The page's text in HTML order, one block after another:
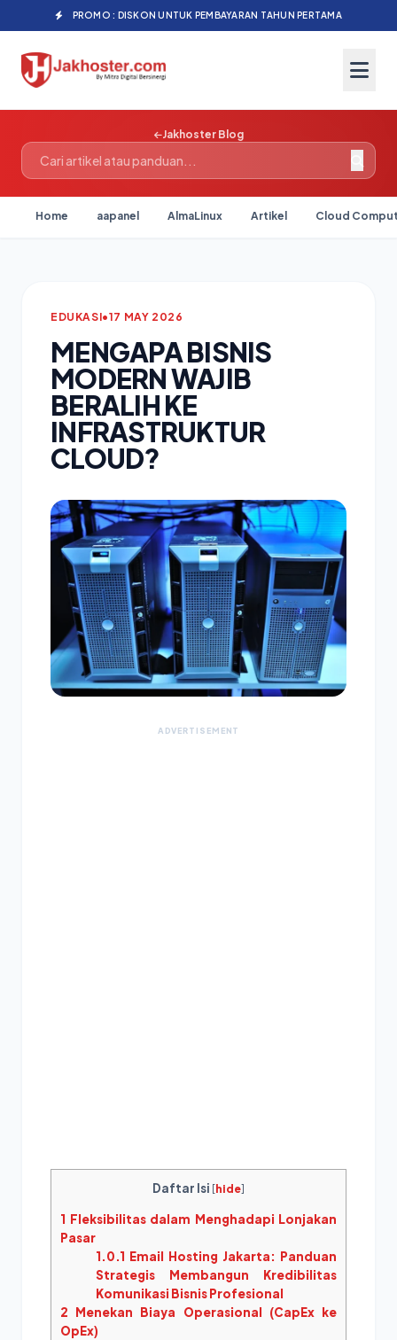
PROMO : DISKON UNTUK PEMBAYARAN TAHUN PERTAMA
Jakhoster Blog
Home aapanel AlmaLinux Artikel Cloud
EDUKASI•17 MAY 2026
MENGAPA BISNIS
MODERN WAJIB
BERALIH KE
INFRASTRUKTUR
CLOUD?
ADVERTISEMENT
Daftar Isi [hide]
1 Fleksibilitas dalam Menghadapi Lonjakan
Pasar
1.0.1 Email Hosting Jakarta: Panduan
Strategis Membangun Kredibilitas
Komunikasi Bisnis Profesional
2 Menekan Biaya Operasional (CapEx ke
OpEx)